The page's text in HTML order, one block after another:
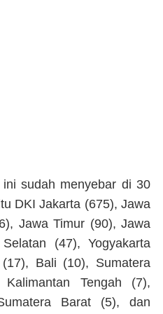
sudah menyebar di 30
DKI Jakarta (675), Jawa
Jawa Timur (90), Jawa
(47), Yogyakarta
Bali (10), Sumatera
Tengah (7),
Barat (5), dan